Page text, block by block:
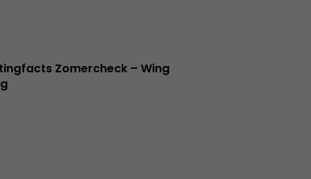
Zomercheck – Wing